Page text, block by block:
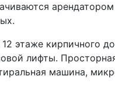
этажe киpпичногo
лифты.
машина,